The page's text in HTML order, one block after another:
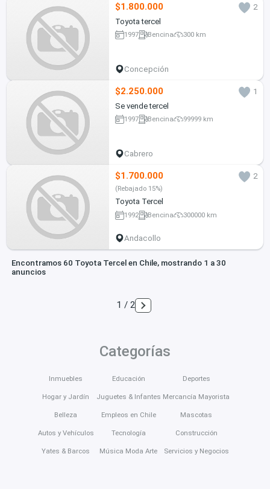
$1.800.000
2
Toyota tercel
1997 Bencina 300 km
Concepción
$2.250.000
1
Se vende tercel
1997 Bencina 99999 km
Cabrero
$1.700.000 2
(Rebajado 15%)
Toyota Tercel
1992 Bencina 300000 km
Andacollo
Encontramos 60 Toyota Tercel en Chile, mostrando 1 a 30
anuncios
1 / 2
Categorías
Inmuebles
Hogar y Jardín
Belleza
Autos y Vehículos
Yates & Barcos
Educación
Juguetes & Infantes
Empleos en Chile
Tecnología
Música Moda Arte
Deportes
Mercancía Mayorista
Mascotas
Construcción
Servicios y Negocios